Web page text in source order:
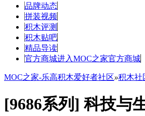
品牌动态
拼装视频
积木评测
积木贴吧
精品导读
官方商城进入MOC之家官方商城
MOC之家-乐高积木爱好者社区»积木社
[9686系列] 科技与